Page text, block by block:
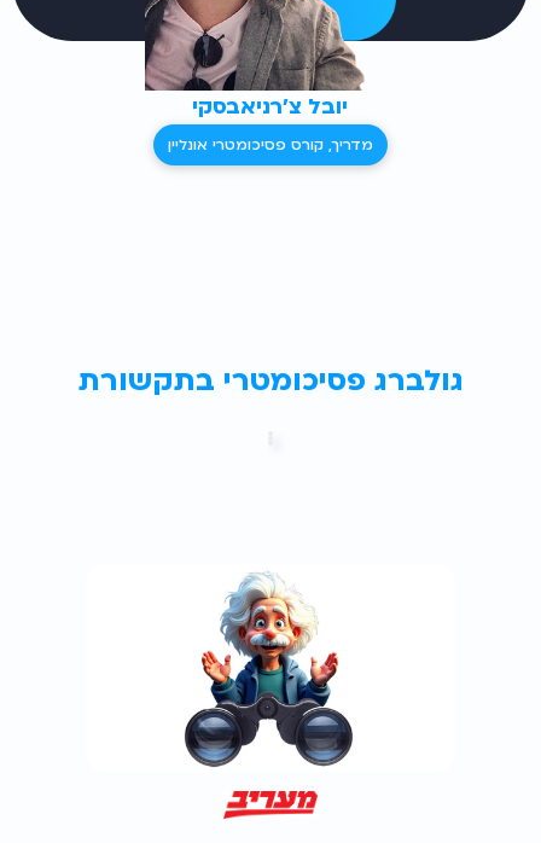
יובל צ'רניאבסקי
מדריך, קורס פסיכומטרי אונליין
גולברג פסיכומטרי בתקשורת